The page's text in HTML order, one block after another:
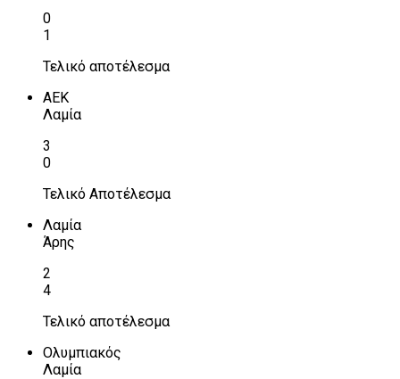
0
1
Τελικό αποτέλεσμα
ΑΕΚ
Λαμία
3
0
Τελικό Αποτέλεσμα
Λαμία
Άρης
2
4
Τελικό αποτέλεσμα
Ολυμπιακός
Λαμία